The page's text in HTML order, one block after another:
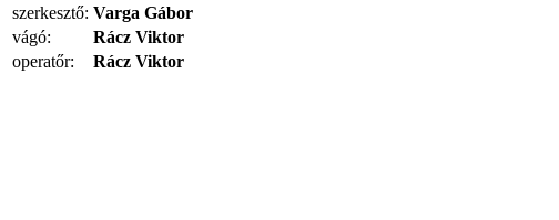
szerkesztő: Varga Gábor
vágó:
Rácz Viktor
operatőr:
Rácz Viktor